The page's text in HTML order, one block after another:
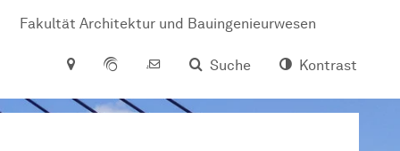
Fakultät Architektur und Bauingenieurwesen
Suche Kontrast